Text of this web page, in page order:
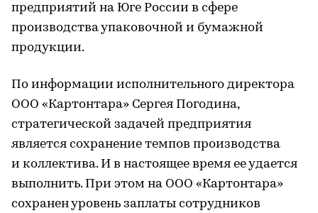
предприятий на Юге России в сфере
производства упаковочной и бумажной
продукции.
По информации исполнительного директора
ООО «Картонтара» Сергея Погодина,
стратегической задачей предприятия
является сохранение темпов производства
и коллектива. И в настоящее время ее удается
выполнить. При этом на ООО «Картонтара»
сохранен уровень заплаты сотрудников